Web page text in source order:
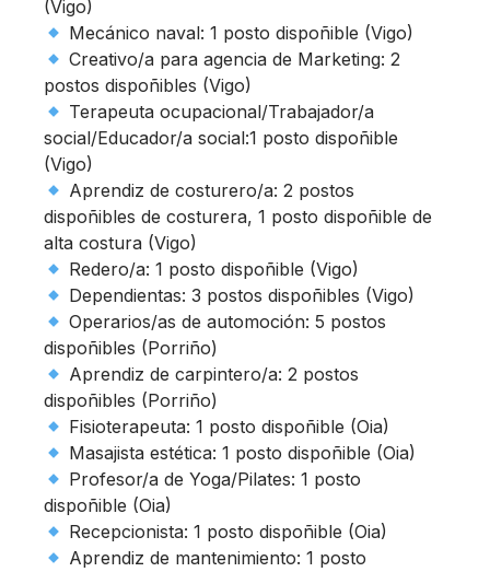
(Vigo)
Mecánico naval: 1 posto dispoñible (Vigo)
Creativo/a para agencia de Marketing: 2
postos dispoñibles (Vigo)
Terapeuta ocupacional/Trabajador/a
social/Educador/a social:1 posto dispoñible
(Vigo)
Aprendiz de costurero/a: 2 postos
dispoñibles de costurera, 1 posto dispoñible de
alta costura (Vigo)
Redero/a: 1 posto dispoñible (Vigo)
Dependientas: 3 postos dispoñibles (Vigo)
Operarios/as de automoción: 5 postos
dispoñibles (Porriño)
Aprendiz de carpintero/a: 2 postos
dispoñibles (Porriño)
Fisioterapeuta: 1 posto dispoñible (Oia)
Masajista estética: 1 posto dispoñible (Oia)
Profesor/a de Yoga/Pilates: 1 posto
dispoñible (Oia)
Recepcionista: 1 posto dispoñible (Oia)
Aprendiz de mantenimiento: 1 posto